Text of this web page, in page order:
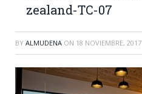
zealand-TC-07
BY ALMUDENA ON 18 NOVIEMBRE, 2017